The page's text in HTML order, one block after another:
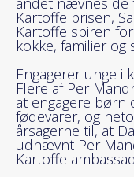
Kartoffelprisen,
Kartoffelspiren
kokke, familier og
Engagerer unge i
Flere af Per
at engagere børn
fødevarer, og
årsagerne til, at
udnævnt Per